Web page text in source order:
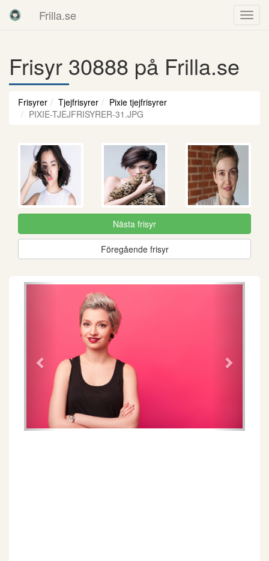
Frilla.se
Frisyr 30888 på Frilla.se
Frisyrer Tjejfrisyrer
Pixie tjejfrisyrer
PIXIE-TJEJFRISYRER-31.JPG
Nästa frisyr
Föregående frisyr
Föregående